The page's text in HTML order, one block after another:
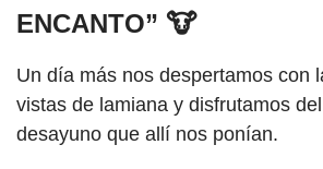
ENCANTO” 🐮
Un día más nos despertamos con
vistas de lamiana y disfrutamos
desayuno que allí nos ponían.